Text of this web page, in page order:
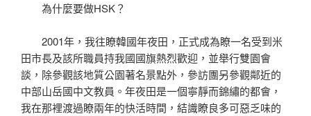
為什麼要做HSK？
2001年，我往瞭韓國年夜田，正式成為瞭一名受到米
田市長及該所職員持我國國旗熱烈歡迎，並舉行雙園會
談，除參觀該地質公園著名景點外，參訪團另參觀鄰近的
中部山岳國中文教員。年夜田是一個寧靜而錦繡的都會，
我在那裡渡過瞭兩年的快活時間，結識瞭良多可惡乏味的